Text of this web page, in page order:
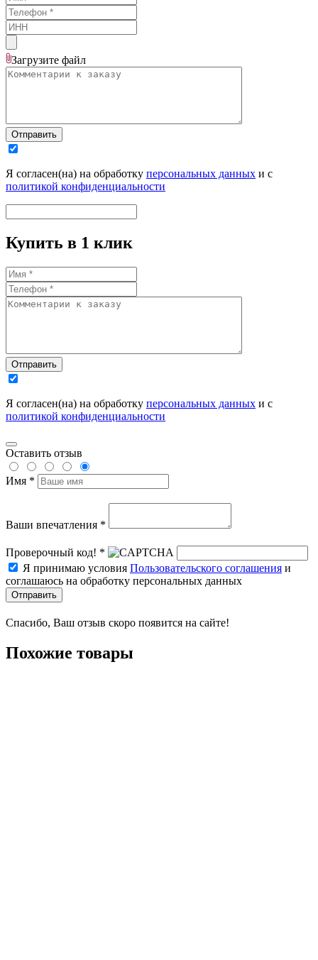
Загрузите файл
Отправить
Я согласен(на) на обработку персональных данных и с
политикой конфиденциальности
Купить в 1 клик
Отправить
Я согласен(на) на обработку персональных данных и с
политикой конфиденциальности
Оставить отзыв
Имя *
Ваши впечатления *
Проверочный код! *
Я принимаю условия Пользовательского соглашения и
соглашаюсь на обработку персональных данных
Отправить
Спасибо, Ваш отзыв скоро появится на сайте!
Похожие товары